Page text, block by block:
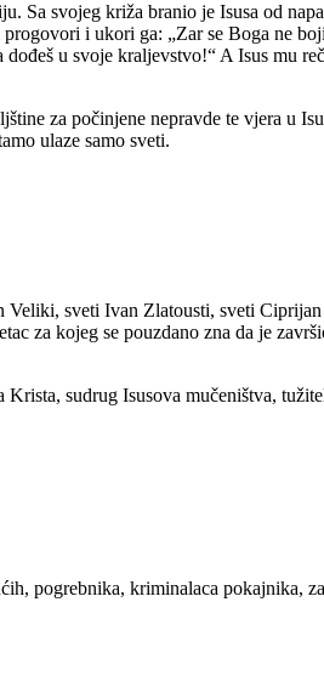
svojeg križa branio je Isusa od
i ukori ga: „Zar se Boga ne
u svoje kraljevstvo!“ A Isus mu
za počinjene nepravde te vjera u
ulaze samo sveti.
sveti Ivan Zlatousti, sveti
za kojeg se pouzdano zna da je
sudrug Isusova mučeništva,
pogrebnika, kriminalaca pokajnika,